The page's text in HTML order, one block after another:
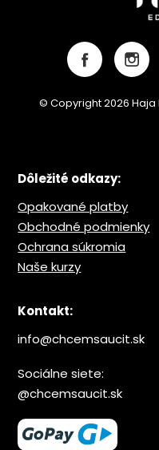
© Copyright 2026 Haja
Dôležité odkazy:
Opakované platby
Obchodné podmienky
Ochrana súkromia
Naše kurzy
Kontakt:
info@chcemsaucit.sk
Sociálne siete:
@chcemsaucit.sk